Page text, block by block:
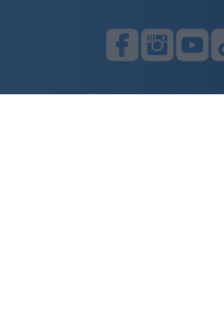
LUNIFIN S.r.l. a socio unico.